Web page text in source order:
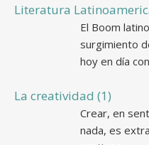
Literatura
El Boom
surgimiento
hoy en día
La creatividad (1)
Crear, en
nada, es